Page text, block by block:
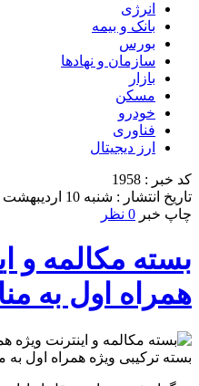
انرژی
بانک و بیمه
بورس
سازمان و نهادها
بازار
مسکن
خودرو
فناوری
ارز دیجیتال
کد خبر : 1958
تاریخ انتشار : شنبه 10 اردیبهشت 1401 - 13:05
چاپ خبر 0 نظر
بسته مکالمه و
همراه اول به
بسته ترکیبی ویژه همراه اول